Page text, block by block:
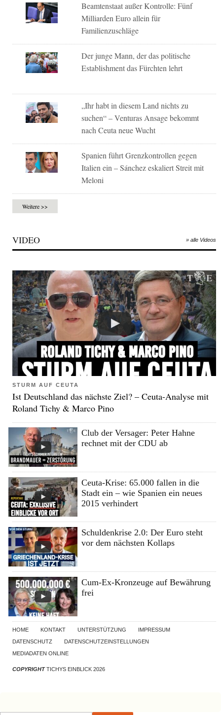
Beamtenstaat außer Kontrolle: Fünf
Milliarden Euro allein für
Familienzuschläge
Der junge Mann, der das politische
Establishment das Fürchten lehrt
„Ihr habt in diesem Land nichts zu
suchen“ – Venturas Ansage bekommt
nach Ceuta neue Wucht
Spanien führt Grenzkontrollen gegen
Italien ein – Sánchez eskaliert Streit mit
Meloni
Weitere >>
VIDEO » alle Videos
STURM AUF CEUTA
Ist Deutschland das nächste Ziel? – Ceuta-Analyse mit
Roland Tichy & Marco Pino
Club der Versager: Peter Hahne
rechnet mit der CDU ab
Ceuta-Krise: 65.000 fallen in die
Stadt ein – wie Spanien ein neues
2015 verhindert
Schuldenkrise 2.0: Der Euro steht
vor dem nächsten Kollaps
Cum-Ex-Kronzeuge auf Bewährung
frei
HOME KONTAKT UNTERSTÜTZUNG
IMPRESSUM
DATENSCHUTZ
DATENSCHUTZEINSTELLUNGEN
MEDIADATEN ONLINE
COPYRIGHTTICHYS EINBLICK 2026